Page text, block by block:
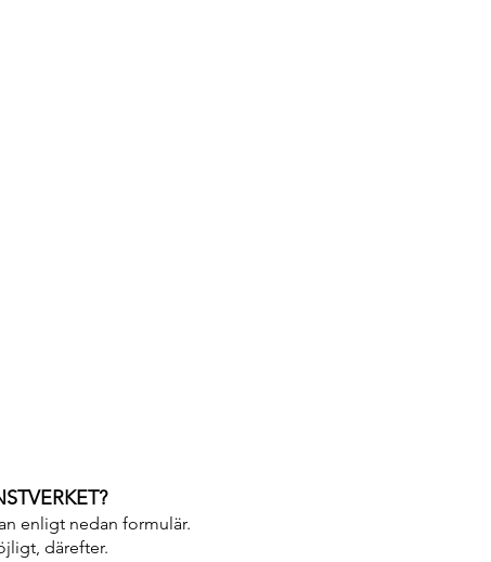
enligt nedan formulär.
därefter.